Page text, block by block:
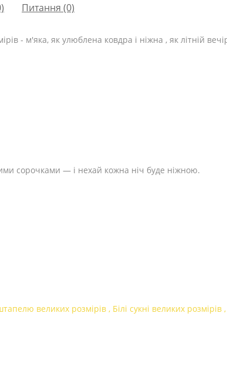
Питання (0)
- м'яка, як улюблена ковдра і ніжна , як літній
сорочками — і нехай кожна ніч буде ніжною.
великих розмірів , Білі сукні великих розмірів